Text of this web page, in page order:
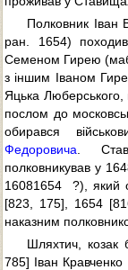
Полковник Іван
ран. 1654)
Семеном Гирею
з іншим Іваном
Яцька
послом до
обирався
Федоровича .
полковникував у
16081654  ?),
[823, 175], 1654
наказним
Шляхтич, козак
785] Іван